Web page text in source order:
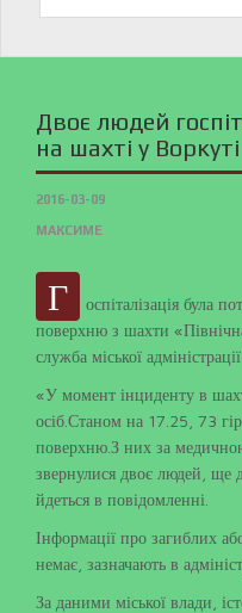
Двоє людей
на шахті у Воркуті
2016-03-09
МАКСИМЕ
Г
оспіталізація була
поверхню з шахти
служба міської
«У момент інциденту в
осіб.Станом на 17.25, 73
поверхню.З них за
звернулися двоє людей, ще
йдеться в повідомленні.
Інформації про загиблих
немає, зазначають в
За даними міської влади,